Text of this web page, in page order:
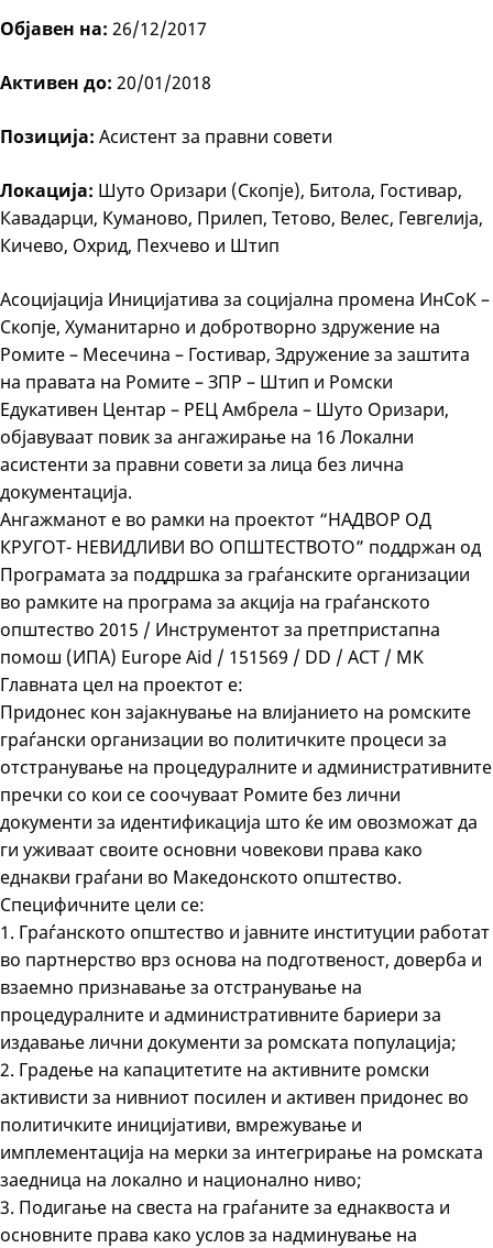
Објавен на: 26/12/2017
Активен до: 20/01/2018
Позиција: Асистент за правни совети
Локација: Шуто Оризари (Скопје), Битола, Гостивар,
Кавадарци, Куманово, Прилеп, Тетово, Велес, Гевгелија,
Кичево, Охрид, Пехчево и Штип
Асоцијација Иницијатива за социјална промена ИнСоК –
Скопје, Хуманитарно и добротворно здружение на
Ромите – Месечина – Гостивар, Здружение за заштита
на правата на Ромите – ЗПР – Штип и Ромски
Едукативен Центар – РЕЦ Амбрела – Шуто Оризари,
објавуваат повик за ангажирање на 16 Локални
асистенти за правни совети за лица без лична
документација.
Ангажманот е во рамки на проектот “НАДВОР ОД
КРУГОТ- НЕВИДЛИВИ ВО ОПШТЕСТВОТО” поддржан од
Програмата за поддршка за граѓанските организации
во рамките на програма за акција на граѓанското
општество 2015 / Инструментот за претпристапна
помош (ИПА) Europe Aid / 151569 / DD / ACT / MK
Главната цел на проектот е:
Придонес кон зајакнување на влијанието на ромските
граѓански организации во политичките процеси за
отстранување на процедуралните и административните
пречки со кои се соочуваат Ромите без лични
документи за идентификација што ќе им овозможат да
ги уживаат своите основни човекови права како
еднакви граѓани во Македонското општество.
Специфичните цели се:
1. Граѓанското општество и јавните институции работат
во партнерство врз основа на подготвеност, доверба и
взаемно признавање за отстранување на
процедуралните и административните бариери за
издавање лични документи за ромската популација;
2. Градење на капацитетите на активните ромски
активисти за нивниот посилен и активен придонес во
политичките иницијативи, вмрежување и
имплементација на мерки за интегрирање на ромската
заедница на локално и национално ниво;
3. Подигање на свеста на граѓаните за еднаквоста и
основните права како услов за надминување на